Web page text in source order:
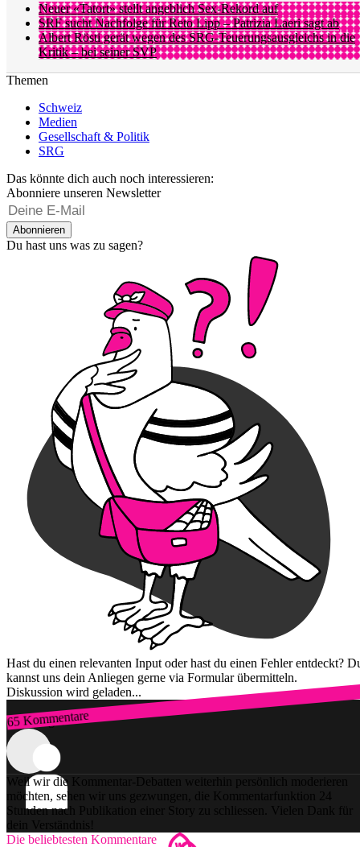
Neuer «Tatort» stellt angeblich Sex-Rekord auf
SRF sucht Nachfolge für Reto Lipp – Patrizia Laeri sagt ab
Albert Rösti gerät wegen des SRG-Teuerungsausgleichs in die
Kritik – bei seiner SVP
Themen
Schweiz
Medien
Gesellschaft & Politik
SRG
Das könnte dich auch noch interessieren:
Abonniere unseren Newsletter
Abonnieren
Du hast uns was zu sagen?
Hast du einen relevanten Input oder hast du einen Fehler entdeckt?
kannst uns dein Anliegen gerne via Formular übermitteln.
Diskussion wird geladen...
65 Kommentare
Zum Login
Weil wir die Kommentar-Debatten weiterhin persönlich moderieren
möchten, sehen wir uns gezwungen, die Kommentarfunktion 24
Stunden nach Publikation einer Story zu schliessen. Vielen Dank für
dein Verständnis!
Die beliebtesten Kommentare